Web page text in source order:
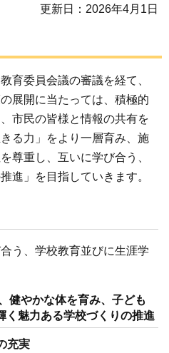
更新日：2026年4月1日
育委員会議の審議を経て、
展開に当たっては、積極的
市民の皆様と情報の共有を
る力」をより一層育み、施
尊重し、互いに学び合う、
進」を目指していきます。
う、学校教育並びに生涯学
健やかな体を育み、子ども
く魅力ある学校づくりの推進
充実